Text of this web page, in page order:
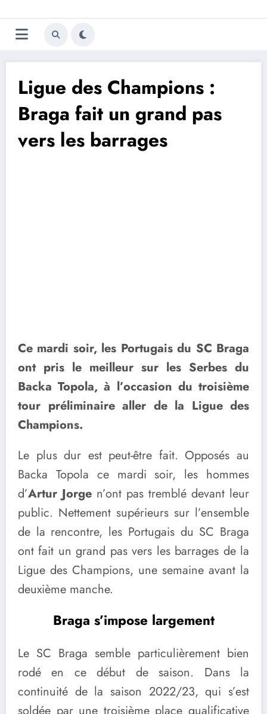
au
contenu
Trivela
L'actualité du football
Ligue des Champions :
Braga fait un grand pas
vers les barrages
Ce mardi soir, les Portugais du SC Braga
ont pris le meilleur sur les Serbes du
Backa Topola, à l’occasion du troisième
tour préliminaire aller de la Ligue des
Champions.
Le plus dur est peut-être fait. Opposés au
Backa Topola ce mardi soir, les hommes
d’Artur Jorge n’ont pas tremblé devant leur
public. Nettement supérieurs sur l’ensemble
de la rencontre, les Portugais du SC Braga
ont fait un grand pas vers les barrages de la
Ligue des Champions, une semaine avant la
deuxième manche.
Braga s’impose largement
Le SC Braga semble particulièrement bien
rodé en ce début de saison. Dans la
continuité de la saison 2022/23, qui s’est
soldée par une troisième place qualificative